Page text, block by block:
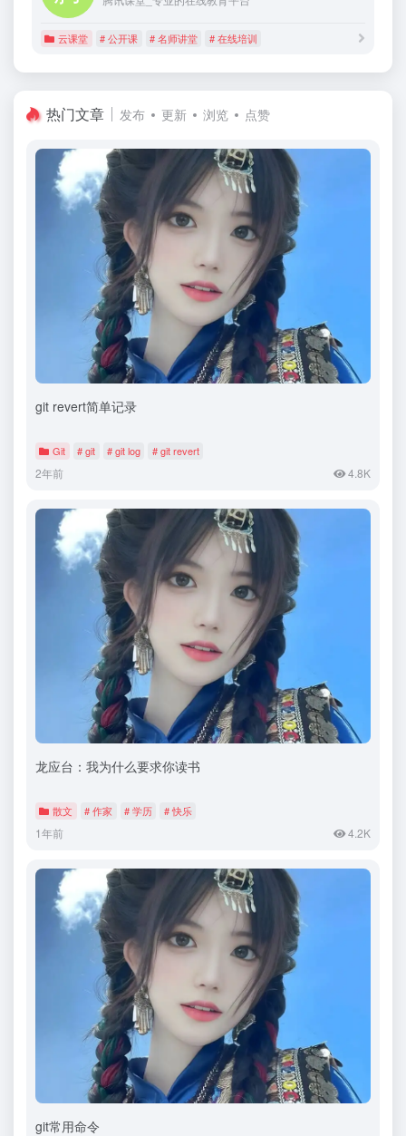
云课堂 # 公开课 # 名师讲堂 # 在线培训
热门文章 发布 更新 浏览 点赞
git revert简单记录
Git # git # git log # git revert
2年前 4.8K
龙应台：我为什么要求你读书
散文 # 作家 # 学历 # 快乐
1年前 4.2K
git常用命令